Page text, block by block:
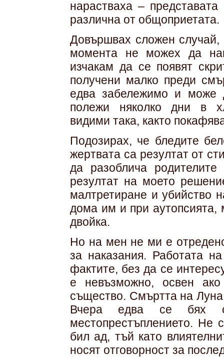
нарастваха –
различна от общоприетата.
Довършвах сложен
момента не можех да
изчакам да се появят
получени малко преди
едва забележимо и може
полежи няколко дни в
видими така, както
Подозирах, че бледите
жертвата са резултат от
да разоблича
резултат на моето
малтретиране и убийство
дома им и при
двойка.
Но на мен не ми е
за наказания. Работата
фактите, без да се
е невъзможно, освен
същество. Смъртта на
Вчера едва се бях
местопрестъплението. Не
бил ад, тъй като
носят отговорност за